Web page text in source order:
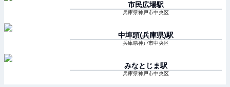
市民広場駅
兵庫県神戸市中央区
中埠頭(兵庫県)駅
兵庫県神戸市中央区
みなとじま駅
兵庫県神戸市中央区